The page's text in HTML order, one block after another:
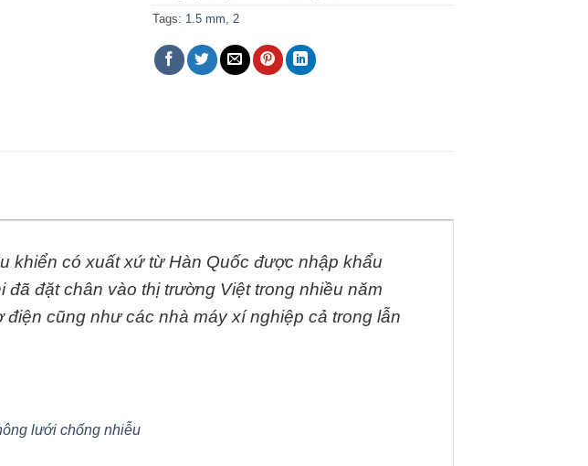
Tags: 1.5 mm 2
khiển có xuất xứ từ Hàn Quốc được nhập khẩu
đặt chân vào thị trường Việt trong nhiều năm
cũng như các nhà máy xí nghiệp cả trong lẫn
lưới chống nhiễu